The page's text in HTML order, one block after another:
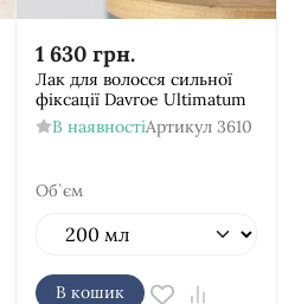
1 630 грн.
Лак для волосся сильної
фіксації Davroe Ultimatum
В наявностіАртикул 3610
Об`єм
В кошик